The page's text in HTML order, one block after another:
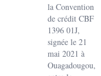
la Convention
de crédit CBF
1396 01J,
signée le 21
mai 2021 à
Ouagadougou,